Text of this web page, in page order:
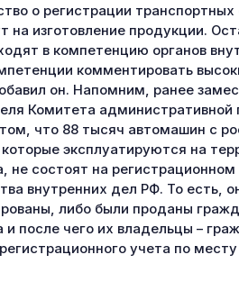
о регистрации
на изготовление продукции.
в компетенцию органов
комментировать
он. Напомним, ранее
Комитета
что 88 тысяч автомашин с
эксплуатируются на
не состоят на регистрационном
внутренних дел РФ. То есть,
либо были проданы
и после чего их владельцы –
учета по